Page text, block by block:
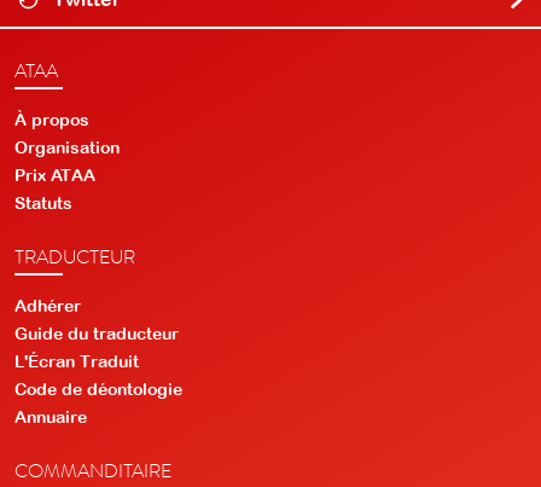
ATAA
À propos
Organisation
Prix ATAA
Statuts
TRADUCTEUR
Adhérer
Guide du traducteur
L'Écran Traduit
Code de déontologie
Annuaire
COMMANDITAIRE